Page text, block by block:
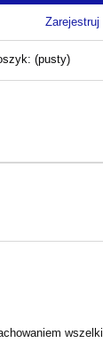
Zarejestruj
(pusty)